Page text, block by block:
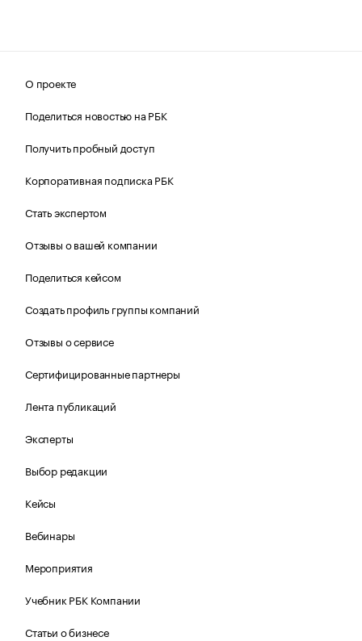
О проекте
Поделиться новостью на РБК
Получить пробный доступ
Корпоративная подписка РБК
Стать экспертом
Отзывы о вашей компании
Поделиться кейсом
Создать профиль группы компаний
Отзывы о сервисе
Сертифицированные партнеры
Лента публикаций
Эксперты
Выбор редакции
Кейсы
Вебинары
Мероприятия
Учебник РБК Компании
Статьи о бизнесе